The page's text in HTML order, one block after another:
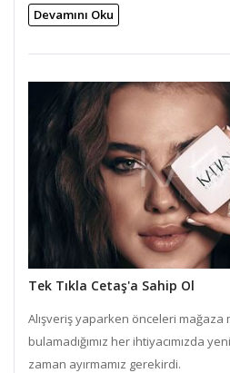
Devamını Oku
Tek Tıkla Cetaş'a Sahip Ol
Alışveriş yaparken önceleri mağaza
bulamadığımız her ihtiyacımızda
zaman ayırmamız gerekirdi.